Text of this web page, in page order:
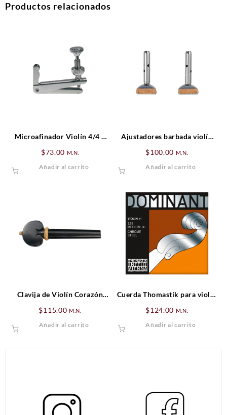
Productos relacionados
Microafinador Violín 4/4 –
$73.00 M.N.
Añadir al carrito
Ajustadores barbada violín
$100.00 M.N.
Añadir al carrito
Clavija de Violín Corazón
$115.00 M.N.
Añadir al carrito
Cuerda Thomastik para violín
$124.00 M.N.
Añadir al carrito